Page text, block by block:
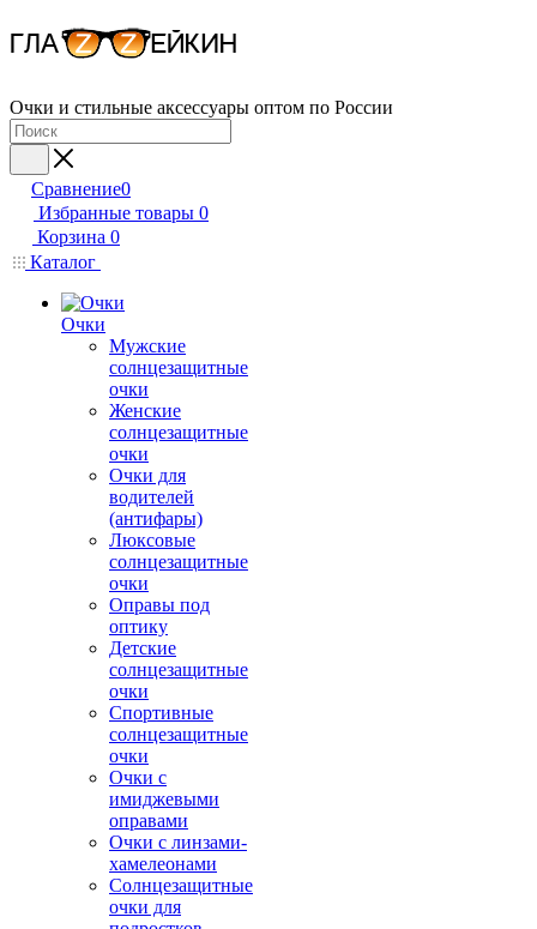
Очки и стильные аксессуары оптом по России
Сравнение0
Избранные товары 0
Корзина 0
Каталог
Очки
Мужские
солнцезащитные
очки
Женские
солнцезащитные
очки
Очки для
водителей
(антифары)
Люксовые
солнцезащитные
очки
Оправы под
оптику
Детские
солнцезащитные
очки
Спортивные
солнцезащитные
очки
Очки с
имиджевыми
оправами
Очки с линзами-
хамелеонами
Солнцезащитные
очки для